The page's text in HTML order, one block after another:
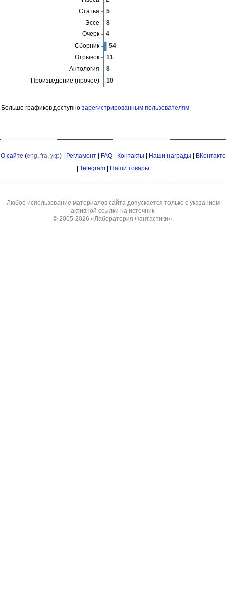
Больше графиков доступно зарегистрированным пользователям
О сайте (eng, fra, укр) | Регламент| FAQ| Контакты Наши награды
ВКонтакте
Telegram Наши товары
Любое использование материалов сайта допускается только с указанием
активной ссылки на источник.
© 2005-2026 «Лаборатория Фантастики».